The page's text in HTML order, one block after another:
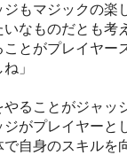
もマジックの楽
なものだとも考
とがプレイヤー
」
やることがジャッ
がプレイヤーと
自身のスキルを